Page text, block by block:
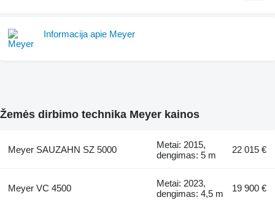
Informacija apie Meyer
Žemės dirbimo technika Meyer kainos
Meyer SAUZAHN SZ 5000
Metai: 2015,
dengimas: 5 m
22 015 €
Meyer VC 4500
Metai: 2023,
dengimas: 4,5 m
19 900 €